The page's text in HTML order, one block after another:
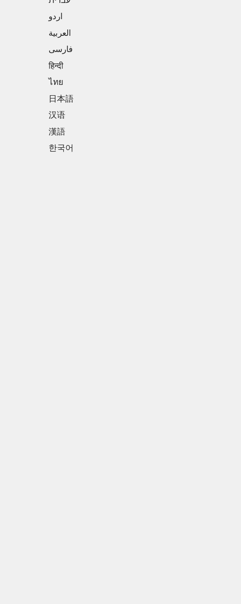
اردو
العربية
فارسی
हिन्दी
ไทย
日本語
汉语
漢語
한국어